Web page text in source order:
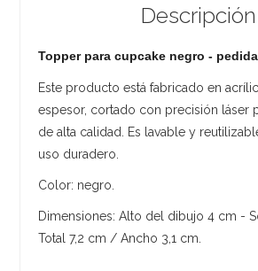
Descripción
Topper para cupcake negro -
Este producto está fabricado en
espesor, cortado con precisión láser
de alta calidad. Es lavable y
uso duradero.
Color: negro.
Dimensiones: Alto del dibujo 4 cm -
Total 7,2 cm / Ancho 3,1 cm.